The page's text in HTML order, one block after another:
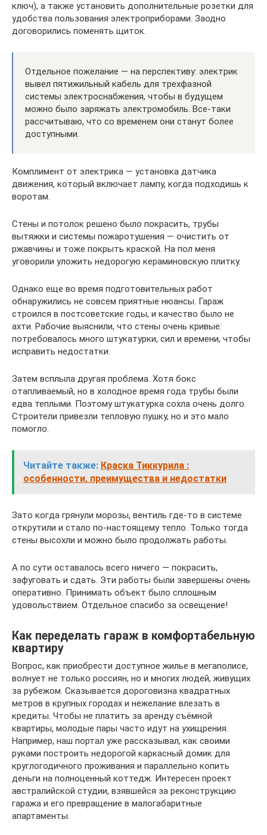
ключ), а также установить дополнительные розетки для
удобства пользования электроприборами. Заодно
договорились поменять щиток.
Отдельное пожелание — на перспективу: электрик
вывел пятижильный кабель для трехфазной
системы электроснабжения, чтобы в будущем
можно было заряжать электромобиль. Все-таки
рассчитываю, что со временем они станут более
доступными.
Комплимент от электрика — установка датчика
движения, который включает лампу, когда подходишь к
воротам.
Стены и потолок решено было покрасить, трубы
вытяжки и системы пожаротушения — очистить от
ржавчины и тоже покрыть краской. На пол меня
уговорили уложить недорогую кераминовскую плитку.
Однако еще во время подготовительных работ
обнаружились не совсем приятные нюансы. Гараж
строился в постсоветские годы, и качество было не
ахти. Рабочие выяснили, что стены очень кривые:
потребовалось много штукатурки, сил и времени, чтобы
исправить недостатки.
Затем всплыла другая проблема. Хотя бокс
отапливаемый, но в холодное время года трубы были
едва теплыми. Поэтому штукатурка сохла очень долго.
Строители привезли тепловую пушку, но и это мало
помогло.
Читайте также: Краска Тиккурила :
особенности, преимущества и недостатки
Зато когда грянули морозы, вентиль где-то в системе
открутили и стало по-настоящему тепло. Только тогда
стены высохли и можно было продолжать работы.
А по сути оставалось всего ничего — покрасить,
зафуговать и сдать. Эти работы были завершены очень
оперативно. Принимать объект было сплошным
удовольствием. Отдельное спасибо за освещение!
Как переделать гараж в комфортабельную
квартиру
Вопрос, как приобрести доступное жилье в мегаполисе,
волнует не только россиян, но и многих людей, живущих
за рубежом. Сказывается дороговизна квадратных
метров в крупных городах и нежелание влезать в
кредиты. Чтобы не платить за аренду съёмной
квартиры, молодые пары часто идут на ухищрения.
Например, наш портал уже рассказывал, как своими
руками построить недорогой каркасный домик для
круглогодичного проживания и параллельно копить
деньги на полноценный коттедж. Интересен проект
австралийской студии, взявшейся за реконструкцию
гаража и его превращение в малогабаритные
апартаменты.